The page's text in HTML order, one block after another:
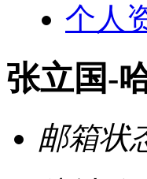
个人
张立国-
邮箱状